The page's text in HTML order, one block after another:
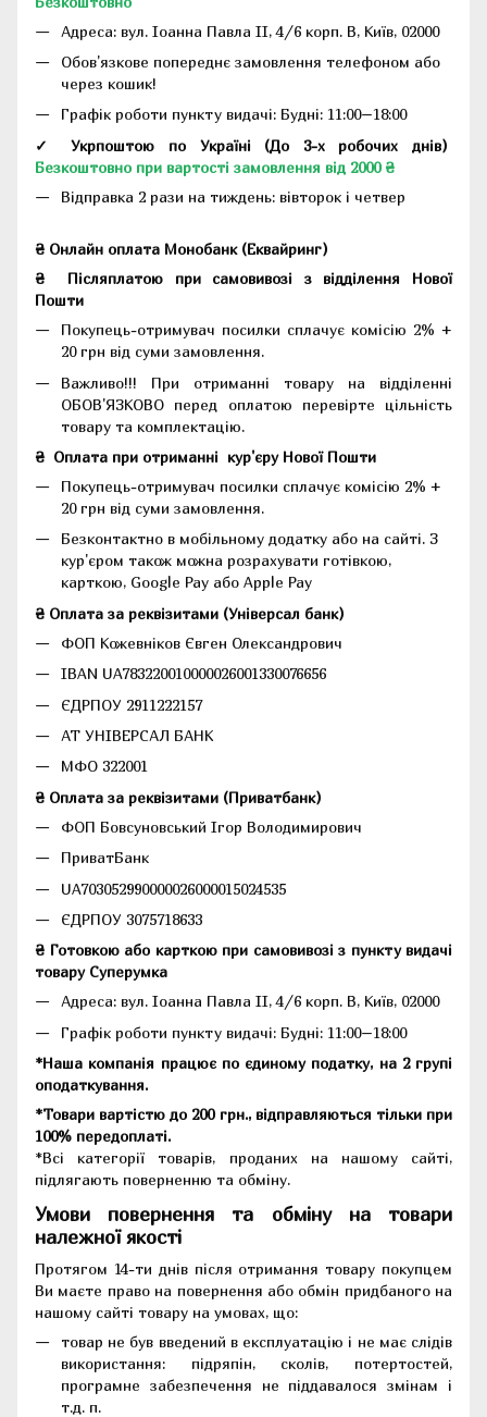
Адреса: вул. Іоанна Павла II, 4/6 корп. В, Київ, 02000
Обов'язкове попереднє замовлення телефоном або
через кошик!
Графік роботи пункту видачі: Будні: 11:00–18:00
✓ Укрпоштою по Україні (До 3-х робочих днів)
Безкоштовно при вартості замовлення від 2000 ₴
Відправка 2 рази на тиждень: вівторок і четвер
₴ Онлайн оплата Монобанк (Еквайринг)
₴
Післяплатою при самовивозі з відділення Нової
Пошти
Покупець-отримувач посилки сплачує комісію 2% +
20 грн від суми замовлення.
Важливо!!! При отриманні товару на відділенні
ОБОВ'ЯЗКОВО перед оплатою перевірте цільність
товару та комплектацію.
₴ Оплата при отриманні кур'єру Нової Пошти
Покупець-отримувач посилки сплачує комісію 2% +
20 грн від суми замовлення.
Безконтактно в мобільному додатку або на сайті. З
кур'єром також можна розрахувати готівкою,
карткою, Google Pay або Apple Pay
₴ Оплата за реквізитами (Універсал банк)
ФОП Кожевніков Євген Олександрович
IBAN UA783220010000026001330076656
ЄДРПОУ 2911222157
АТ УНІВЕРСАЛ БАНК
МФО 322001
₴ Оплата за реквізитами (Приватбанк)
ФОП Бовсуновський Ігор Володимирович
ПриватБанк
UA703052990000026000015024535
ЄДРПОУ 3075718633
₴ Готовкою або карткою при самовивозі з пункту видачі
товару Суперумка
Адреса: вул. Іоанна Павла II, 4/6 корп. В, Київ, 02000
Графік роботи пункту видачі: Будні: 11:00–18:00
*Наша компанія працює по єдиному податку, на 2 групі
оподаткування.
*Товари вартістю до 200 грн., відправляються тільки при
100% передоплаті.
*Всі категорії товарів, проданих на нашому сайті,
підлягають поверненню та обміну.
Умови повернення та обміну на товари
належної якості
Протягом 14-ти днів після отримання товару покупцем
Ви маєте право на повернення або обмін придбаного на
нашому сайті товару на умовах, що:
товар не був введений в експлуатацію і не має слідів
використання: підряпін, сколів, потертостей,
програмне забезпечення не піддавалося змінам і
т.д. п.